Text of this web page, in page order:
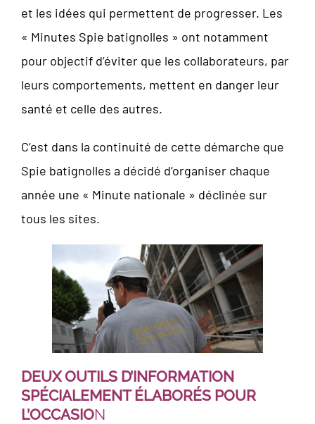
et les idées qui permettent de progresser. Les
« Minutes Spie batignolles » ont notamment
pour objectif d’éviter que les collaborateurs, par
leurs comportements, mettent en danger leur
santé et celle des autres.
C’est dans la continuité de cette démarche que
Spie batignolles a décidé d’organiser chaque
année une « Minute nationale » déclinée sur
tous les sites.
DEUX OUTILS D’INFORMATION
SPÉCIALEMENT ÉLABORÉS POUR
L’OCCASION